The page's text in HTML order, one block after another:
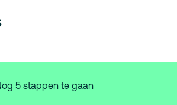
5 stappen te gaan